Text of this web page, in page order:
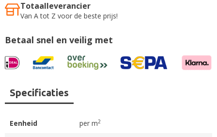
Totaalleverancier
Van A tot Z voor de beste prijs!
Betaal snel en veilig met
Specificaties
Eenheid per m2